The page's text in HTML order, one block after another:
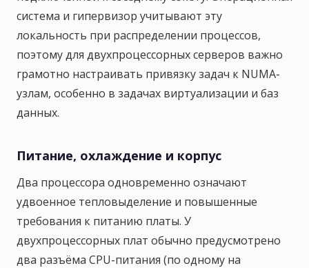
система и гипервизор учитывают эту
локальность при распределении процессов,
поэтому для двухпроцессорных серверов важно
грамотно настраивать привязку задач к NUMA-
узлам, особенно в задачах виртуализации и баз
данных.
Питание, охлаждение и корпус
Два процессора одновременно означают
удвоенное тепловыделение и повышенные
требования к питанию платы. У
двухпроцессорных плат обычно предусмотрено
два разъёма CPU-питания (по одному на